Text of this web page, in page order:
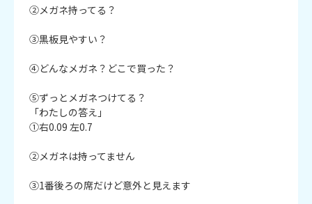
②メガネ持ってる？
③黒板見やすい？
④どんなメガネ？どこで買った？
⑤ずっとメガネつけてる？
「わたしの答え」
①右0.09 左0.7
②メガネは持ってません